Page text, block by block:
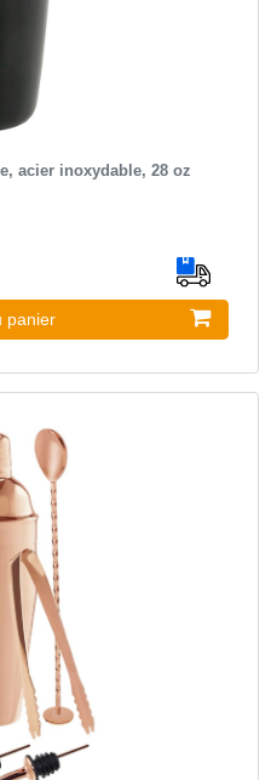
acier inoxydable, 28 oz
panier